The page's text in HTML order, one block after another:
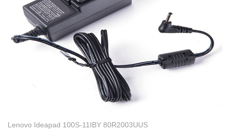
Lenovo Ideapad 100S-11IBY 80R2003UUS